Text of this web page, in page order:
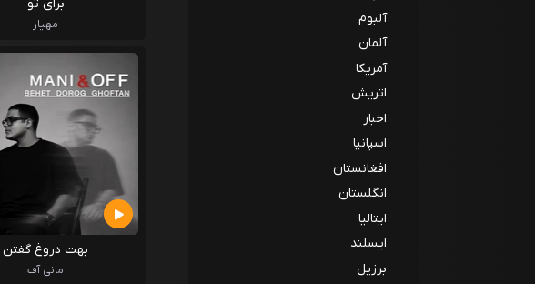
آلبوم
آلمان
آمریکا
اتریش
اخبار
اسپانیا
افغانستان
انگلستان
ایتالیا
ایسلند
برزیل
برای تو
مهیار
بهت دروغ گفتن
مانی آف